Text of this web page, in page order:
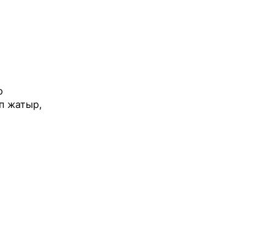
жатыр,